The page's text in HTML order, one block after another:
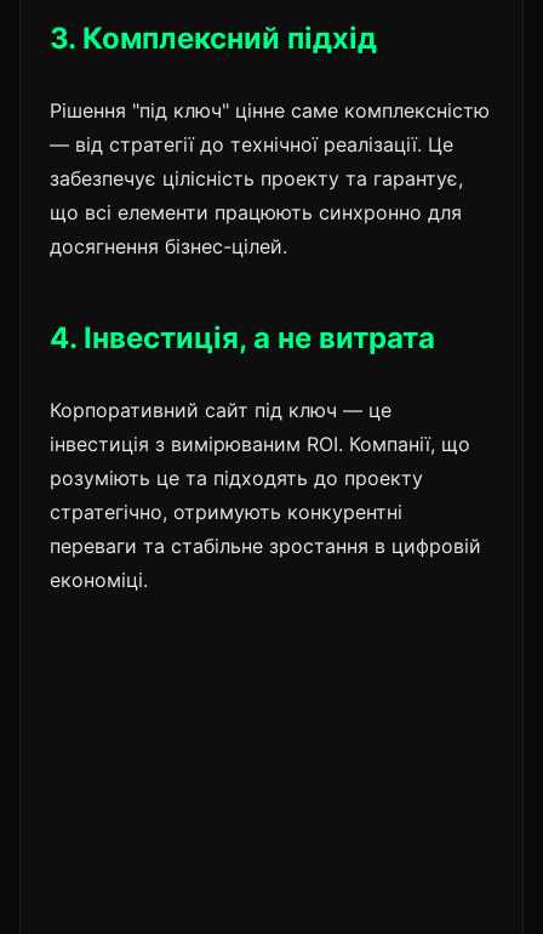
3. Комплексний підхід
Рішення "під ключ" цінне саме комплексністю
— від стратегії до технічної реалізації. Це
забезпечує цілісність проекту та гарантує,
що всі елементи працюють синхронно для
досягнення бізнес-цілей.
4. Інвестиція, а не витрата
Корпоративний сайт під ключ — це
інвестиція з вимірюваним ROI. Компанії, що
розуміють це та підходять до проекту
стратегічно, отримують конкурентні
переваги та стабільне зростання в цифровій
економіці.